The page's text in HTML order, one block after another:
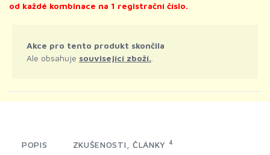
od každé kombinace na 1 registrační číslo.
Akce pro tento produkt skončila
Ale obsahuje související zboží.
POPIS ZKUŠENOSTI, ČLÁNKY 4